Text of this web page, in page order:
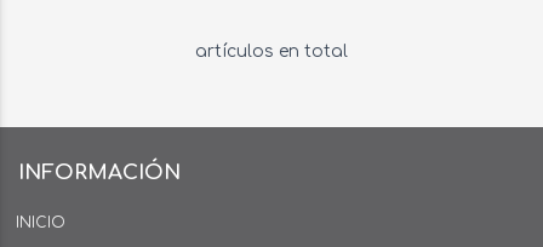
artículos en total
INFORMACIÓN
INICIO